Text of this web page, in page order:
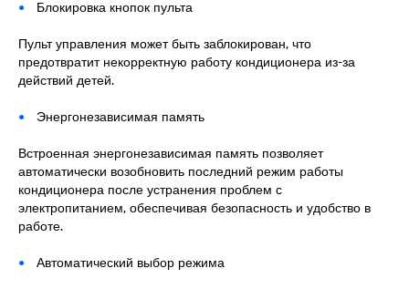
Блокировка кнопок пульта
Пульт управления может быть заблокирован, что
предотвратит некорректную работу кондиционера из-за
действий детей.
Энергонезависимая память
Встроенная энергонезависимая память позволяет
автоматически возобновить последний режим работы
кондиционера после устранения проблем с
электропитанием, обеспечивая безопасность и удобство в
работе.
Автоматический выбор режима